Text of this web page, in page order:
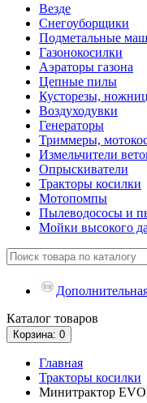
Везде
Снегоуборщики
Подметальные
Газонокосилки
Аэраторы газона
Цепные пилы
Кусторезы,
Воздуходувки
Генераторы
Триммеры,
Измельчители
Опрыскиватели
Тракторы косилки
Мотопомпы
Пылеводососы и
Мойки высокого
Каталог товаров
Корзина: 0
Главная
Тракторы косилки
Минитрактор